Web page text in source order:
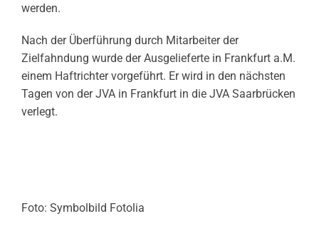
werden.
Nach der Überführung durch Mitarbeiter der
Zielfahndung wurde der Ausgelieferte in Frankfurt a.M.
einem Haftrichter vorgeführt. Er wird in den nächsten
Tagen von der JVA in Frankfurt in die JVA Saarbrücken
verlegt.
Foto: Symbolbild Fotolia